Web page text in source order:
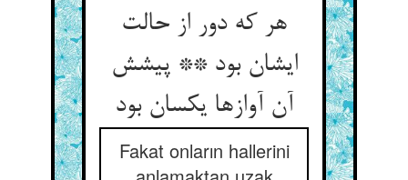
هر که دور از حالت
ایشان بود ** پیشش
آن آوازها یکسان بود
Fakat onların hallerini